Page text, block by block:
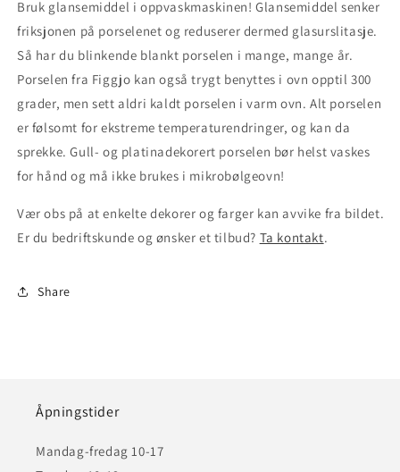
Bruk glansemiddel i oppvaskmaskinen! Glansemiddel senker
friksjonen på porselenet og reduserer dermed glasurslitasje.
Så har du blinkende blankt porselen i mange, mange år.
Porselen fra Figgjo kan også trygt benyttes i ovn opptil 300
grader, men sett aldri kaldt porselen i varm ovn. Alt porselen
er følsomt for ekstreme temperaturendringer, og kan da
sprekke. Gull- og platinadekorert porselen bør helst vaskes
for hånd og må ikke brukes i mikrobølgeovn!
Vær obs på at enkelte dekorer og farger kan avvike fra bildet.
Er du bedriftskunde og ønsker et tilbud? Ta kontakt.
Share
Åpningstider
Mandag-fredag 10-17